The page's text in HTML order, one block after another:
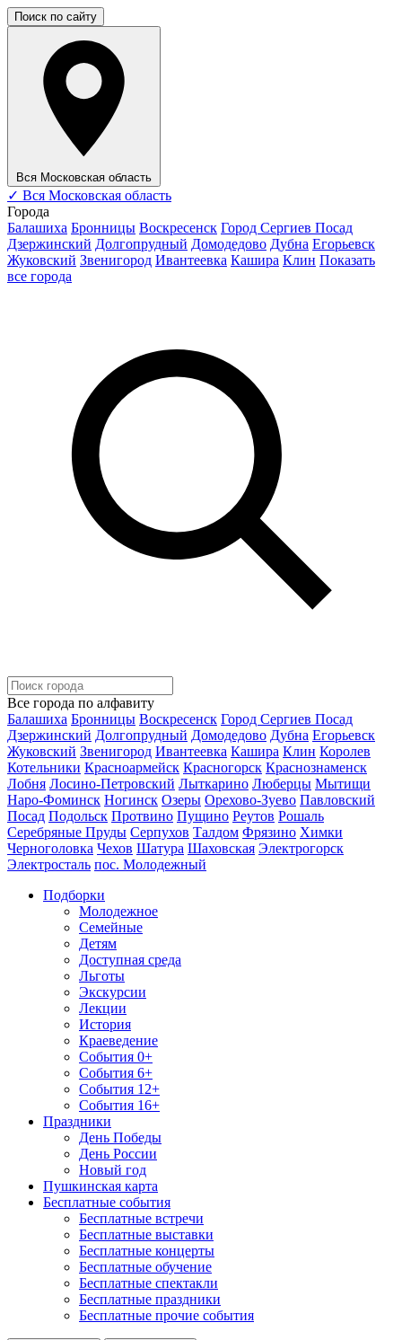
Поиск по сайту
Вся Московская область
✓ Вся Московская область
Города
Балашиха Бронницы Воскресенск Город Сергиев Посад
Дзержинский Долгопрудный Домодедово Дубна Егорьевск
Жуковский Звенигород Ивантеевка Кашира Клин Показать
все города
Все города по алфавиту
Балашиха Бронницы Воскресенск Город Сергиев Посад
Дзержинский Долгопрудный Домодедово Дубна Егорьевск
Жуковский Звенигород Ивантеевка Кашира Клин Королев
Котельники Красноармейск Красногорск Краснознаменск
Лобня Лосино-Петровский Лыткарино Люберцы Мытищи
Наро-Фоминск Ногинск Озеры Орехово-Зуево Павловский
Посад Подольск Протвино Пущино Реутов Рошаль
Серебряные Пруды Серпухов Талдом Фрязино Химки
Черноголовка Чехов Шатура Шаховская Электрогорск
Электросталь пос. Молодежный
Подборки
Молодежное
Семейные
Детям
Доступная среда
Льготы
Экскурсии
Лекции
История
Краеведение
События 0+
События 6+
События 12+
События 16+
Праздники
День Победы
День России
Новый год
Пушкинская карта
Бесплатные события
Бесплатные встречи
Бесплатные выставки
Бесплатные концерты
Бесплатные обучение
Бесплатные спектакли
Бесплатные праздники
Бесплатные прочие события